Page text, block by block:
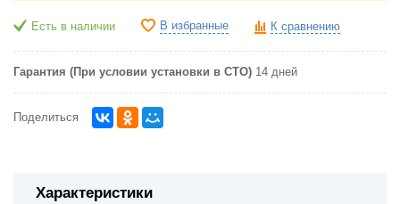
Есть в наличии В избранные К сравнению
Гарантия (При условии установки в СТО) 14 дней
Поделиться
Характеристики